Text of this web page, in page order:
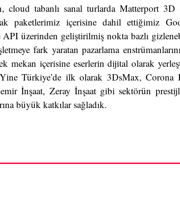
tabanlı sanal turlarda Matterport 3D
paketlerimiz içerisine dahil ettiğimiz
üzerinden geliştirilmiş nokta bazlı
fark yaratan pazarlama
mekan içerisine eserlerin dijital olarak
Türkiye’de ilk olarak 3DsMax, Corona
İnşaat, Zeray İnşaat gibi sektörün
büyük katkılar sağladık.